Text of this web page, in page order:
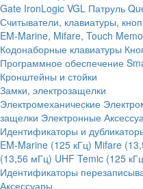
Gate IronLogic VGL Патруль
Считыватели, клавиатуры,
EM-Marine, Mifare, Touch
Кодонаборные клавиатуры
Программное обеспечение
Кронштейны и стойки
Замки, электрозащелки
Электромеханические
защелки Электронные
Идентификаторы и
EM-Marine (125 кГц) Mifare
(13,56 мГц) UHF Temic (125
Идентификаторы
Аксессуары